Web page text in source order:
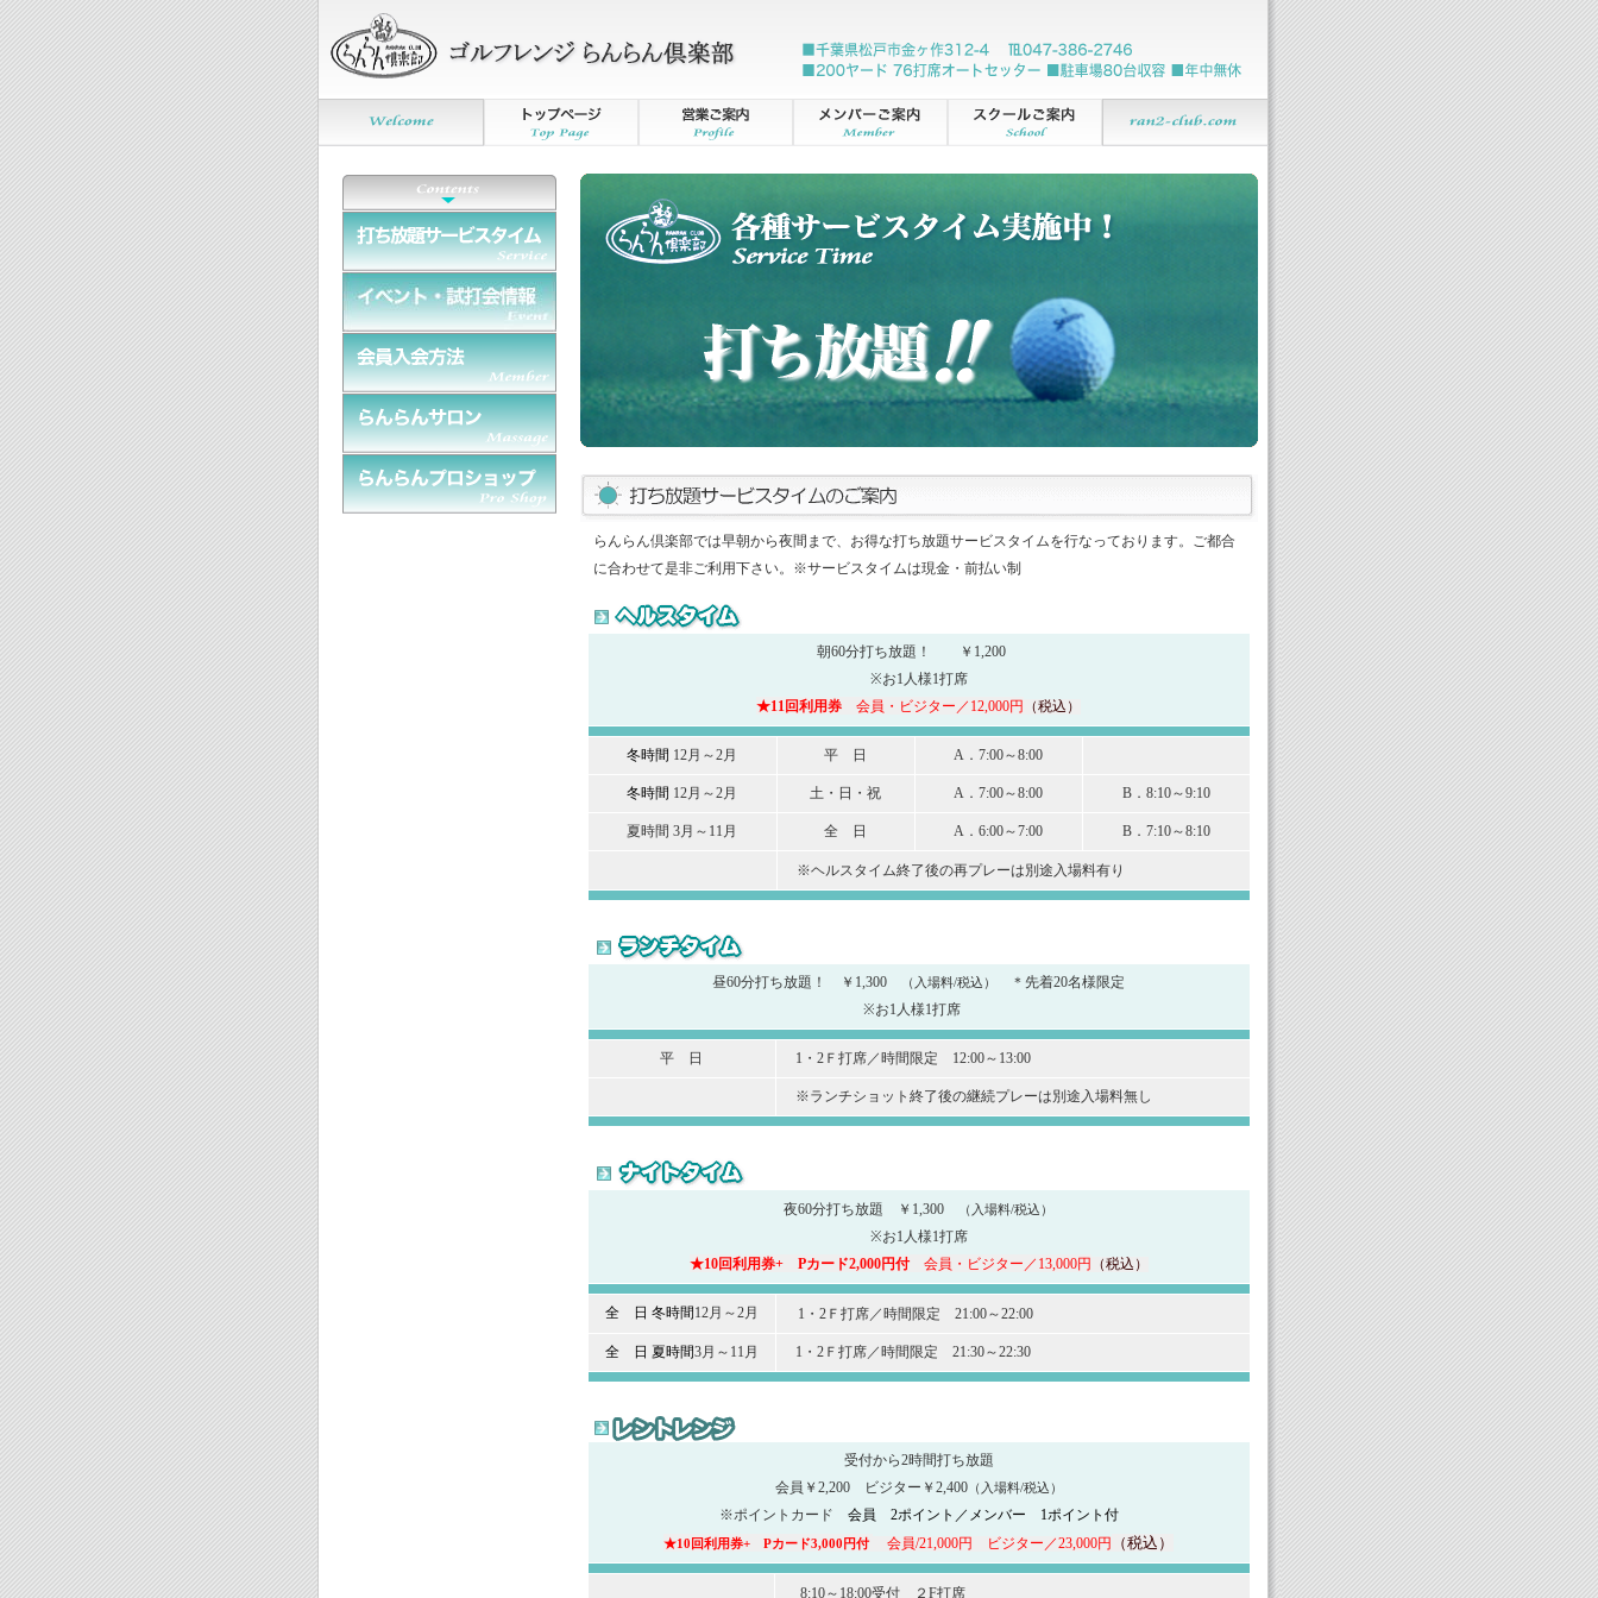
らんらん倶楽部では早朝から夜間まで、お得な打ち放題サービスタイムを行なっております。ご都合
に合わせて是非ご利用下さい。※サービスタイムは現金・前払い制
朝60分打ち放題！ ￥1,200
※お1人様1打席
★11回利用券 会員・ビジター／12,000円 （税込）
冬時間 12月～2月 平 日 A．7:00～8:00
冬時間 12月～2月 土・日・祝 A．7:00～8:00 B．8:10～9:10
夏時間 3月～11月 全 日 A．6:00～7:00 B．7:10～8:10
※ヘルスタイム終了後の再プレーは別途入場料有り
昼60分打ち放題！ ￥1,300 （入場料/税込）
＊先着20名様限定
※お1人様1打席
平 日 1・2Ｆ打席／時間限定 12:00～13:00
※ランチショット終了後の継続プレーは別途入場料無し
夜60分打ち放題 ￥1,300 （入場料/税込）
※お1人様1打席
★10回利用券+ Pカード2,000円付会員・ビジター／13,000円 （税込）
全 日 冬時間12月～2月 1・2Ｆ打席／時間限定 21:00～22:00
全 日 夏時間3月～11月 1・2Ｆ打席／時間限定 21:30～22:30
受付から2時間打ち放題
会員￥2,200 ビジター￥2,400（入場料/税込）
※ポイントカード 会員 2ポイント／メンバー 1ポイント付
★10回利用券+ Pカード3,000円付 会員/21,000円 ビジター／23,000円 （税込）
8:10～18:00受付 ２F打席